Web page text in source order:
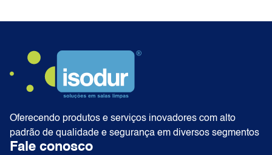
Oferecendo produtos e serviços inovadores com alto
padrão de qualidade e segurança em diversos segmentos
Fale conosco